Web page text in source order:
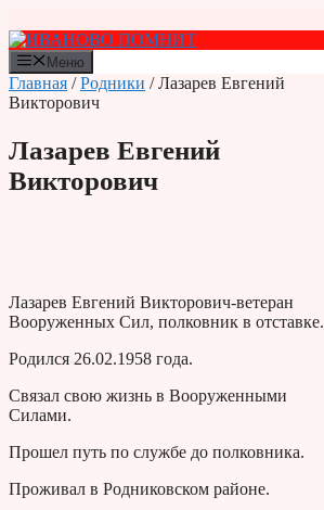
к
содержимому
Меню
Главная /Родники / Лазарев Евгений
Викторович
Лазарев Евгений
Викторович
Лазарев Евгений Викторович-ветеран
Вооруженных Сил, полковник в отставке.
Родился 26.02.1958 года.
Связал свою жизнь в Вооруженными
Силами.
Прошел путь по службе до полковника.
Проживал в Родниковском районе.